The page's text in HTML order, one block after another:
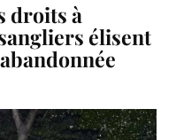
droits à
élisent